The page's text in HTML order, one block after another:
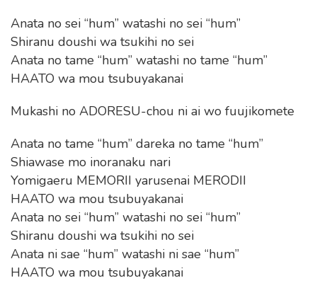
Anata no sei “hum” watashi no sei “hum”
Shiranu doushi wa tsukihi no sei
Anata no tame “hum” watashi no tame “hum”
HAATO wa mou tsubuyakanai
Mukashi no ADORESU-chou ni ai wo fuujikomete
Anata no tame “hum” dareka no tame “hum”
Shiawase mo inoranaku nari
Yomigaeru MEMORII yarusenai MERODII
HAATO wa mou tsubuyakanai
Anata no sei “hum” watashi no sei “hum”
Shiranu doushi wa tsukihi no sei
Anata ni sae “hum” watashi ni sae “hum”
HAATO wa mou tsubuyakanai